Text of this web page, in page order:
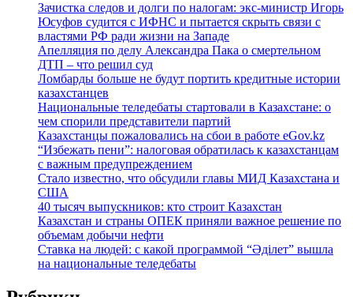
Зачистка следов и долги по налогам: экс-министр Игорь
Юсуфов судится с ИФНС и пытается скрыть связи с
властями РФ ради жизни на Западе
Апелляция по делу Александра Пака о смертельном
ДТП – что решил суд
Ломбарды больше не будут портить кредитные истории
казахстанцев
Национальные теледебаты стартовали в Казахстане: о
чем спорили представители партий
Казахстанцы пожаловались на сбои в работе eGov.kz
“Избежать пени”: налоговая обратилась к казахстанцам
с важным предупреждением
Стало известно, что обсудили главы МИД Казахстана и
США
40 тысяч выпускников: кто строит Казахстан
Казахстан и страны ОПЕК приняли важное решение по
объемам добычи нефти
Ставка на людей: с какой программой “Әділет” вышла
на национальные теледебаты